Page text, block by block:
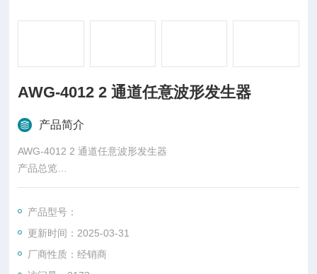
AWG-4012 2 通道任意波形发生器
产品简介
AWG-4012 2 通道任意波形发生器
产品总览
ARB Rider AWG-4000 系列是 Active Technologies 推出的一组
器 (AWG)。AWG-4000 提供高达 24伏峰值 的输出范围和高达 1
024 Msample 的内存深度，使该系列成为汽车、航空航天和国
防、大物理和半导体测试应用的理想选择
产品型号：
更新时间：2025-03-31
厂商性质：经销商